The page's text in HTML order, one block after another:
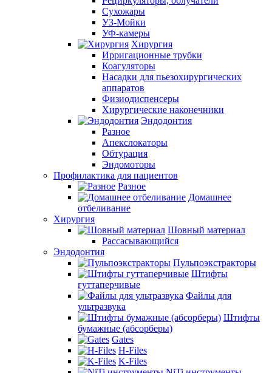
Сухожары
УЗ-Мойки
УФ-камеры
Хирургия
Ирригационные трубки
Коагуляторы
Насадки для пьезохирургических
аппаратов
Физиодиспенсеры
Хирургические наконечники
Эндодонтия
Разное
Апекслокаторы
Обтурация
Эндомоторы
Профилактика для пациентов
Разное
Домашнее
отбеливание
Хирургия
Шовный материал
Рассасывающийся
Эндодонтия
Пульпоэкстракторы
Штифты
гуттаперчивые
Файлы для
ультразвука
Штифты
бумажные (абсорберы)
Gates
H-Files
K-Files